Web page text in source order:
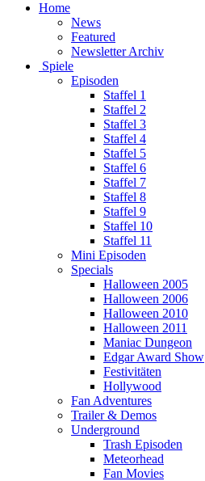
Home
News
Featured
Newsletter Archiv
Spiele
Episoden
Staffel 1
Staffel 2
Staffel 3
Staffel 4
Staffel 5
Staffel 6
Staffel 7
Staffel 8
Staffel 9
Staffel 10
Staffel 11
Mini Episoden
Specials
Halloween 2005
Halloween 2006
Halloween 2010
Halloween 2011
Maniac Dungeon
Edgar Award Show
Festivitäten
Hollywood
Fan Adventures
Trailer & Demos
Underground
Trash Episoden
Meteorhead
Fan Movies